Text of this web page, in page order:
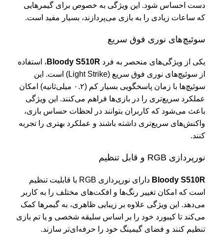
دست احساس شود. این ویژگی به خصوص برای گیمرهایی
که ساعات زیادی را به بازی می‌پردازند، بسیار مفید است.
سوئیچ‌های نوری فوق سریع
یکی از ویژگی‌های منحصر به فرد Bloody S510R ، استفاده
از سوئیچ‌های نوری فوق سریع (Light Strike) است. این
سوئیچ‌ها با زمان پاسخگویی بسیار کم (۰.۲ میلی‌ثانیه) امکان
عملکرد سریع‌تری را در بازی‌ها فراهم می‌کنند. این ویژگی
باعث می‌شود که کاربران بتوانند در لحظات حساس بازی،
واکنش‌های سریع‌تری داشته باشند و عملکرد بهتری را تجربه
کنند.
نورپردازی RGB و قابل تنظیم
Bloody S510R
دارای نورپردازی RGB با قابلیت تنظیم
است که امکان تغییر رنگ‌ها و افکت‌های مختلف را به کاربر
می‌دهد. این ویژگی علاوه بر زیبایی ظاهری، به گیمرها کمک
می‌کند تا کیبورد خود را بر اساس سلیقه شخصی و یا تم بازی
تنظیم کنند و فضای گیمینگ خود را حرفه‌ای‌تر سازند.